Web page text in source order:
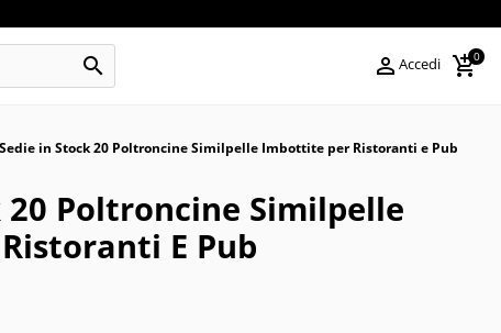
  Accedi 0
Sedie in Stock 20 Poltroncine Similpelle Imbottite per Ristoranti e Pub
20 Poltroncine Similpelle
E Pub